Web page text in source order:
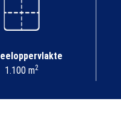
1.100 m2